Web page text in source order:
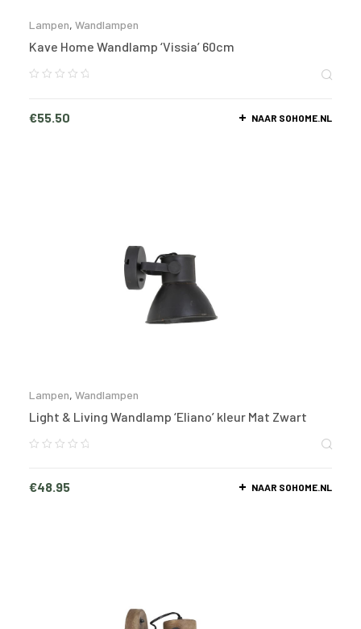
Lampen, Wandlampen
Kave Home Wandlamp ‘Vissia’ 60cm
€55.50 NAAR SOHOME.NL
Lampen, Wandlampen
Light & Living Wandlamp ‘Eliano’ kleur Mat Zwart
€48.95 NAAR SOHOME.NL